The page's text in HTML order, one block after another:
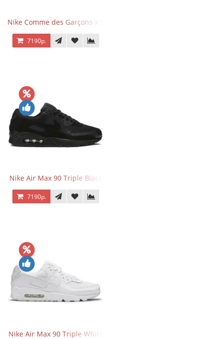
Nike Comme des Garçons x Supreme x Air Force 1 Low Eyes
7190р.
Nike Air Max 90 Triple Black
7190р.
Nike Air Max 90 Triple White